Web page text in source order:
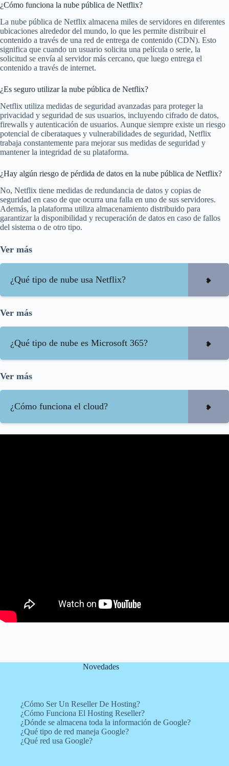
¿Cómo funciona la nube pública de Netflix?
La nube pública de Netflix almacena miles de servidores en diferentes
ubicaciones alrededor del mundo, lo que les permite distribuir el
contenido a través de una red de entrega de contenido (CDN). Esto
significa que cuando un usuario solicita una película o serie, la
solicitud se envía al servidor más cercano, que luego entrega el
contenido a través de internet.
¿Es seguro utilizar la nube pública de Netflix?
Netflix utiliza medidas de seguridad avanzadas para proteger la
privacidad y seguridad de sus usuarios, incluyendo cifrado de datos,
firewalls y autenticación de usuarios. Aunque siempre existe un riesgo
potencial de ciberataques y vulnerabilidades de seguridad, Netflix
trabaja constantemente para mejorar sus medidas de seguridad y
mantener la integridad de su plataforma.
¿Hay algún riesgo de pérdida de datos en la nube pública de Netflix?
No, Netflix tiene medidas de redundancia de datos y copias de
seguridad en caso de que ocurra una falla en uno de sus servidores.
Además, la plataforma utiliza almacenamiento distribuido para
garantizar la disponibilidad y recuperación de datos en caso de fallos
del sistema o de otro tipo.
Ver más
¿Qué tipo de nube usa Netflix?
Ver más
¿Qué tipo de nube es Microsoft 365?
Ver más
¿Cómo funciona el cloud?
Novedades
¿Cómo Ser Un Reseller De Hosting?
¿Cómo Funciona El Hosting Reseller?
¿Dónde se almacena toda la información de Google?
¿Qué tipo de red maneja Google?
¿Qué red usa Google?